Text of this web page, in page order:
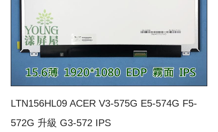
LTN156HL09 ACER V3-575G E5-574G F5-
572G 升級 G3-572 IPS